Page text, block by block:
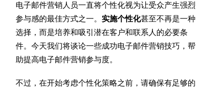
电子邮件营销人员一直将个性化视为让受众产生强烈
参与感的最佳方式之一。实施个性化甚至不再是一种
选择，而是培养和吸引潜在客户和联系人的必要条
件。今天我们将谈论一些成功电子邮件营销技巧，帮
助提高电子邮件营销参与度。
不过，在开始考虑个性化策略之前，请确保有足够的